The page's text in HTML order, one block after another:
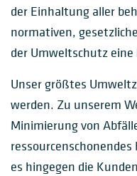
der Einhaltung aller
normativen,
der Umweltschutz
Unser größtes
werden. Zu unserem
Minimierung von
es hingegen die